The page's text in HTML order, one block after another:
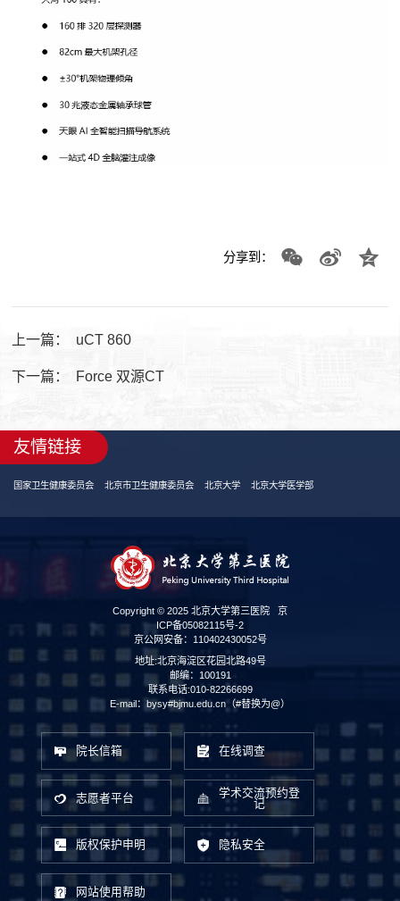
分享到：
上一篇： uCT 860
下一篇： Force 双源CT
友情链接
国家卫生健康委员会 北京市卫生健康委员会 北京大学 北京大学医学部
Copyright © 2025 北京大学第三医院 京
ICP备05082115号-2
京公网安备：110402430052号
地址:北京海淀区花园北路49号
邮编：100191
联系电话:010-82266699
E-mail：bysy#bjmu.edu.cn（#替换为@）
院长信箱 在线调查
志愿者平台
学术交流预约登
记
版权保护申明 隐私安全
网站使用帮助